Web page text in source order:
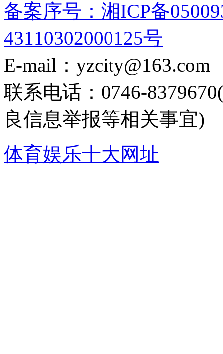
备案序号：湘ICP备
43110302000125号
E-mail：yzcity@163.com
联系电话：0746-
良信息举报等相关事宜)
体育娱乐十大网址